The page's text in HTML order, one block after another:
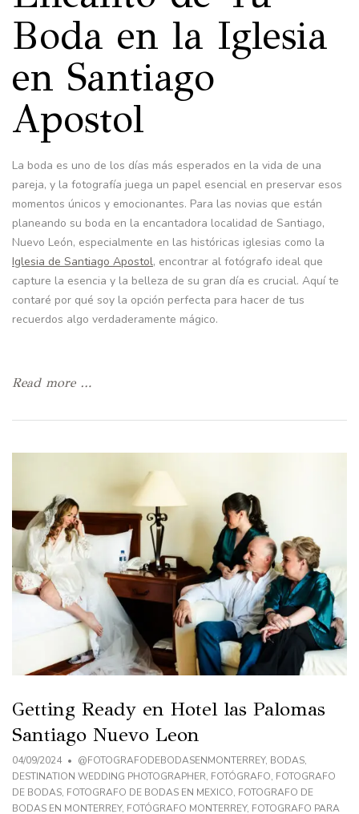
Boda en la Iglesia
en Santiago
Apostol
La boda es uno de los días más esperados en la vida de una
pareja, y la fotografía juega un papel esencial en preservar esos
momentos únicos y emocionantes. Para las novias que están
planeando su boda en la encantadora localidad de Santiago,
Nuevo León, especialmente en las históricas iglesias como la
Iglesia de Santiago Apostol, encontrar al fotógrafo ideal que
capture la esencia y la belleza de su gran día es crucial. Aquí te
contaré por qué soy la opción perfecta para hacer de tus
recuerdos algo verdaderamente mágico.
Read more …
Getting Ready en Hotel las Palomas
Santiago Nuevo Leon
04/09/2024 @FOTOGRAFODEBODASENMONTERREY, BODAS,
DESTINATION WEDDING PHOTOGRAPHER, FOTÓGRAFO, FOTOGRAFO
DE BODAS, FOTOGRAFO DE BODAS EN MEXICO, FOTOGRAFO DE
BODAS EN MONTERREY, FOTÓGRAFO MONTERREY, FOTOGRAFO PARA